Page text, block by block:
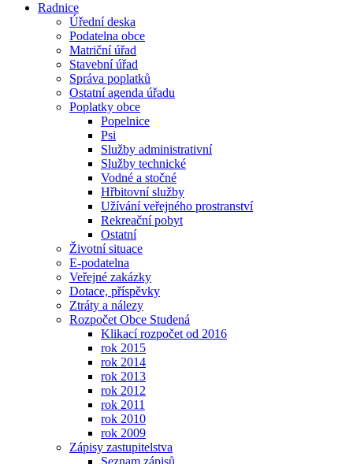
Radnice
Úřední deska
Podatelna obce
Matriční úřad
Stavební úřad
Správa poplatků
Ostatní agenda úřadu
Poplatky obce
Popelnice
Psi
Služby administrativní
Služby technické
Vodné a stočné
Hřbitovní služby
Užívání veřejného prostranství
Rekreační pobyt
Ostatní
Životní situace
E-podatelna
Veřejné zakázky
Dotace, příspěvky
Ztráty a nálezy
Rozpočet Obce Studená
Klikací rozpočet od 2016
rok 2015
rok 2014
rok 2013
rok 2012
rok 2011
rok 2010
rok 2009
Zápisy zastupitelstva
Seznam zápisů